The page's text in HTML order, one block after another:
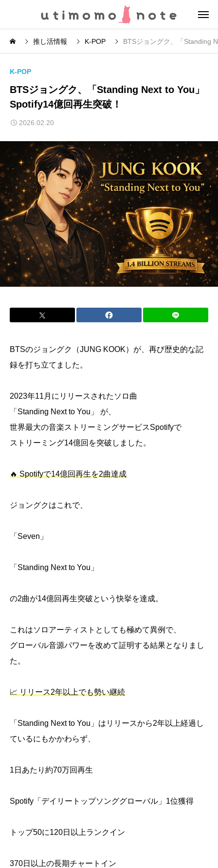
推し活情報 K-POP BTSジョングク、「Standing
K-POP
BTSジョングク、「Standing Next to You」
Spotify14億回再生突破！
2026.02.20
BTSのジョングク（JUNG KOOK）が、再び歴史的な記
録を打ち立てました。
2023年11月にリリースされたソロ曲
「Standing Next to You」 が、
世界最大の音楽ストリーミングサービスSpotifyで
ストリーミング14億回を突破しました。
🔥 Spotifyで14億回再生を2曲達成
ジョングクはこれで、
「Seven」
「Standing Next to You」
の2曲が14億回再生突破という快挙を達成。
これはソロアーティストとしても極めて異例で、
グローバル音源パワーを改めて証明する結果となりまし
た。
📈 リリース2年以上でも勢い継続
「Standing Next to You」はリリースから2年以上経過し
ているにもかかわらず、
1日あたり約70万回再生
Spotify「デイリートップソンググローバル」1位獲得
トップ50に120日以上ランクイン
370日以上の長期チャートイン